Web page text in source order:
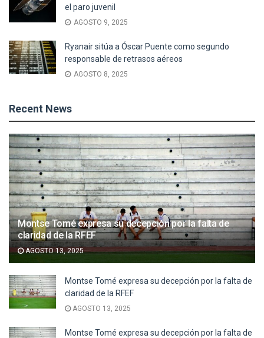
el paro juvenil
AGOSTO 9, 2025
Ryanair sitúa a Óscar Puente como segundo
responsable de retrasos aéreos
AGOSTO 8, 2025
Recent News
Montse Tomé expresa su decepción por la falta de
claridad de la RFEF
AGOSTO 13, 2025
Montse Tomé expresa su decepción por la falta de
claridad de la RFEF
AGOSTO 13, 2025
Montse Tomé expresa su decepción por la falta de